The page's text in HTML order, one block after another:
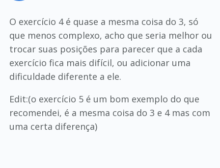
O exercício 4 é quase a mesma coisa do 3, só
que menos complexo, acho que seria melhor ou
trocar suas posições para parecer que a cada
exercício fica mais difícil, ou adicionar uma
dificuldade diferente a ele.
Edit:(o exercício 5 é um bom exemplo do que
recomendei, é a mesma coisa do 3 e 4 mas com
uma certa diferença)